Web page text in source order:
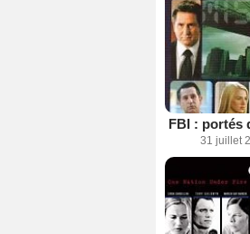
FBI : portés
31 juillet